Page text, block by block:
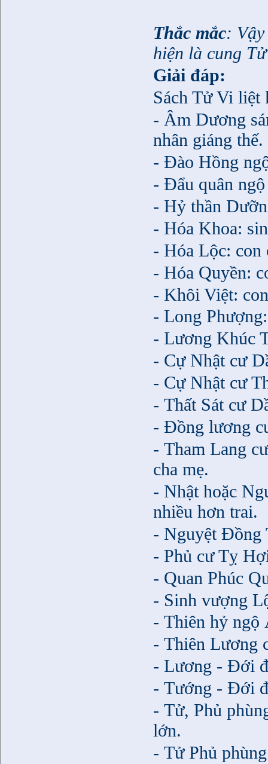
Thắc mắc:
hiện là cung
Giải đáp:
Sách Tử Vi liệt
-Âm Dương
nhân giáng thế.
- Đào Hồng
- Đẩu quân
- Hỷ thần
- Hóa Khoa:
- Hóa Lộc: con
- Hóa Quyền:
- Khôi Việt:
- Long
- Lương Khúc
- Cự Nhật cư
- Cự Nhật cư
- Thất Sát cư
- Đồng lương
- Tham Lang
cha mẹ.
- Nhật hoặc
nhiều hơn trai.
- Nguyệt Đồng
- Phủ cư Tỵ
- Quan Phúc
- Sinh vượng
- Thiên hỷ ngộ
- Thiên Lương
- Lương - Đới
- Tướng - Đới
- Tử, Phủ
lớn.
- Tử Phủ